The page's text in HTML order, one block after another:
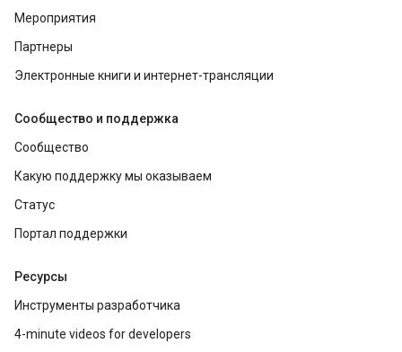
Мероприятия
Партнеры
Электронные книги и интернет-трансляции
Сообщество и поддержка
Сообщество
Какую поддержку мы оказываем
Статус
Портал поддержки
Ресурсы
Инструменты разработчика
4-minute videos for developers